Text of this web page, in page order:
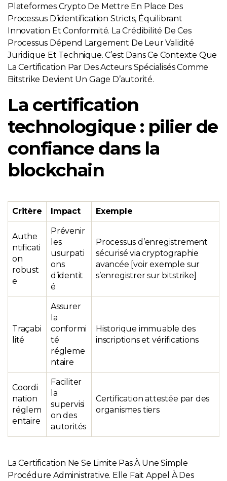
Plateformes Crypto De Mettre En Place Des
Processus D’identification Stricts, Équilibrant
Innovation Et Conformité. La Crédibilité De Ces
Processus Dépend Largement De Leur Validité
Juridique Et Technique. C’est Dans Ce Contexte Que
La Certification Par Des Acteurs Spécialisés Comme
Bitstrike Devient Un Gage D’autorité.
La certification
technologique : pilier de
confiance dans la
blockchain
Critère Impact Exemple
Authe
ntificati
on
robust
e
Prévenir
les
usurpati
ons
d’identit
é
Processus d’enregistrement
sécurisé via cryptographie
avancée [voir exemple sur
s’enregistrer sur bitstrike]
Traçabi
lité
Assurer
la
conformi
té
régleme
ntaire
Historique immuable des
inscriptions et vérifications
Coordi
nation
réglem
entaire
Faciliter
la
supervisi
on des
autorités
Certification attestée par des
organismes tiers
La Certification Ne Se Limite Pas À Une Simple
Procédure Administrative. Elle Fait Appel À Des